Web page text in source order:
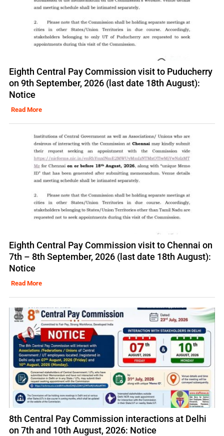
Eighth Central Pay Commission visit to Puducherry
on 9th September, 2026 (last date 18th August):
Notice
Read More
Eighth Central Pay Commission visit to Chennai on
7th – 8th September, 2026 (last date 18th August):
Notice
Read More
8th Central Pay Commission interactions at Delhi
on 7th and 10th August, 2026: Notice